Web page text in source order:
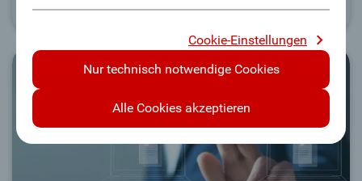
Cookie-Einstellungen
Nur technisch notwendige Cookies
Alle Cookies akzeptieren